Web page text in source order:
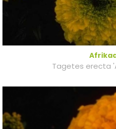
Tagetes erecta